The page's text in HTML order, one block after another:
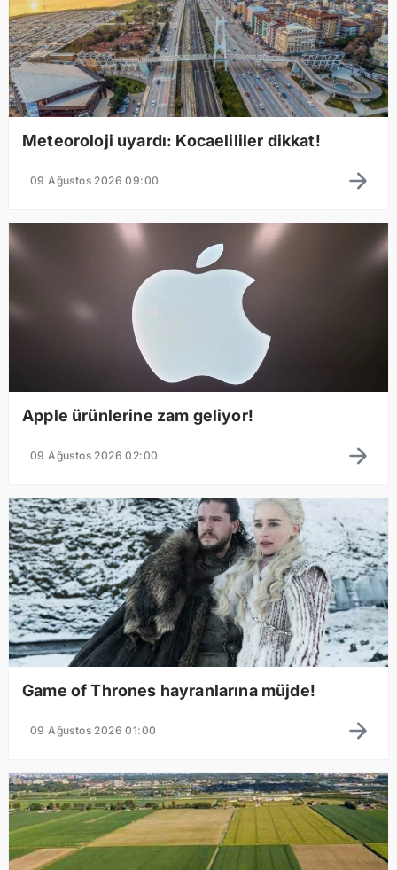
Meteoroloji uyardı: Kocaelililer dikkat!
09 Ağustos 2026 09:00
Apple ürünlerine zam geliyor!
09 Ağustos 2026 02:00
Game of Thrones hayranlarına müjde!
09 Ağustos 2026 01:00